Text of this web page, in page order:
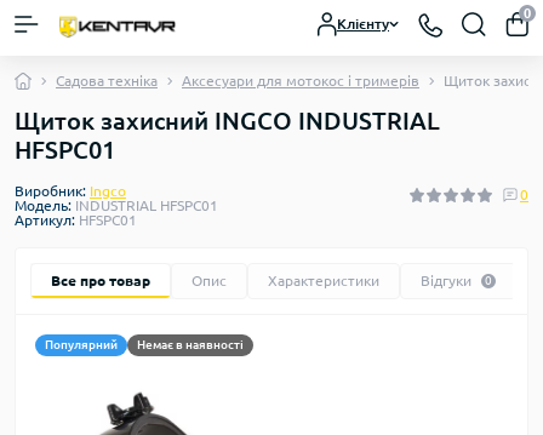
Клієнту
0
Садова техніка Аксесуари для мотокос і тримерів Щиток
Щиток захисний INGCO INDUSTRIAL
HFSPC01
Виробник: Ingco
Модель: INDUSTRIAL HFSPC01
Артикул: HFSPC01
0
Все про товар Опис Характеристики Відгуки 0
Популярний Немає в наявності